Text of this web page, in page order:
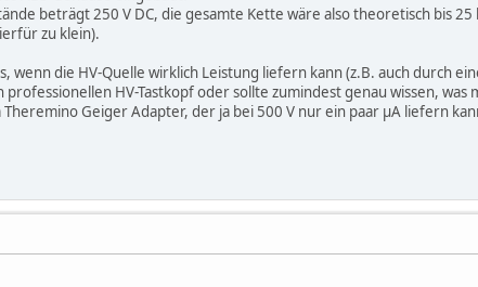
beträgt 250 V DC, die gesamte Kette wäre also theoretisch bis
zu klein).
wenn die HV-Quelle wirklich Leistung liefern kann (z.B. auch durch
HV-Tastkopf oder sollte zumindest genau wissen, was
Geiger Adapter, der ja bei 500 V nur ein paar µA liefern